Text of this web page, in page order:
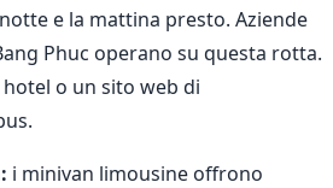
e la mattina presto. Aziende
Phuc operano su questa rotta.
o un sito web di
i minivan limousine offrono